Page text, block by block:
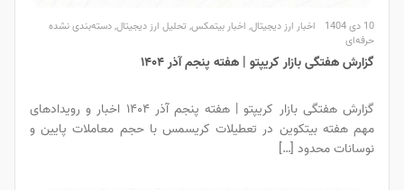
10 دی 1404 اخبار ارز دیجیتال, اخبار بیتمکس, تحلیل ارز دیجیتال,دسته‌بندی نشده
حرفه‌ای
گزارش هفتگی بازار کریپتو | هفته پنجم آذر ۱۴۰۴
گزارش هفتگی بازار کریپتو | هفته پنجم آذر ۱۴۰۴ اخبار و رویدادهای
مهم هفته بیتکوین در تعطیلات کریسمس با حجم معاملات پایین و
نوسانات محدود […]